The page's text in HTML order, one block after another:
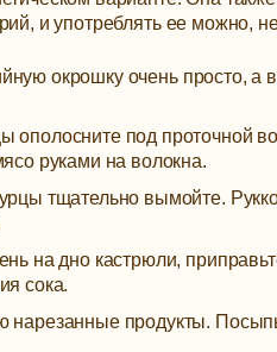
и употреблять ее можно,
окрошку очень просто,
ополосните под проточной
руками на волокна.
тщательно вымойте.
на дно кастрюли,
сока.
продукты.